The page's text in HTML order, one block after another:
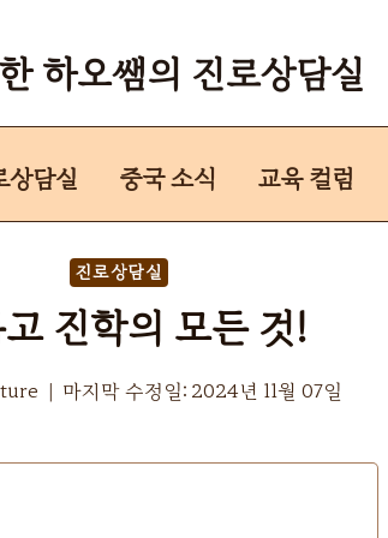
하오쌤의 진로상담실
상담실 중국 소식 교육 컬럼
진로상담실
진학의 모든 것!
마지막 수정일: 2024년 11월 07일